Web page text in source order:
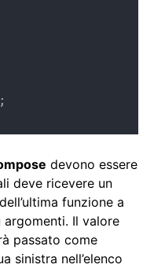
devono essere
deve ricevere un
funzione a
Il valore
passato come
sinistra nell’elenco